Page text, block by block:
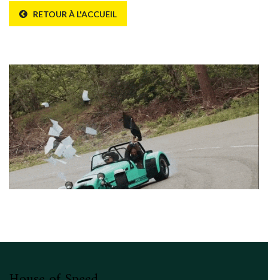
RETOUR À L'ACCUEIL
Erreur 404